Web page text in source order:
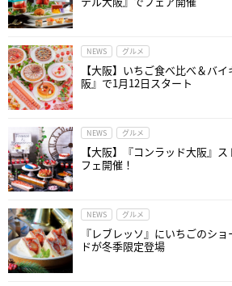
NEWS グルメ
【大阪】いちご食べ比べ＆バ
阪』で1月12日スタート
NEWS グルメ
【大阪】『コンラッド大阪』
フェ開催！
NEWS グルメ
『レブレッソ』にいちごのシ
ドが冬季限定登場